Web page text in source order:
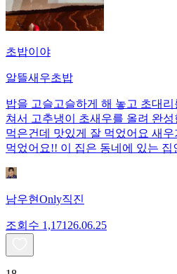
초밥이야
알뜰새우초밥
밥을 고슬고슬하게 해 놓고 초대
쳐서 고추냉이 초새우를 올려 완
먹은건데 맛있게 잘 먹었어요 새
먹었어요!! 이 집은 동네에 있는
남우현Only직진
조회수 1,171 26.06.25